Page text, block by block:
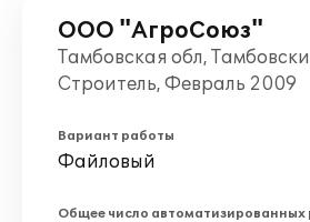
ООО "АгроСоюз"
Тамбовская обл,
Строитель, Февраль 2009
Вариант работы
Файловый
Общее число автоматизированных